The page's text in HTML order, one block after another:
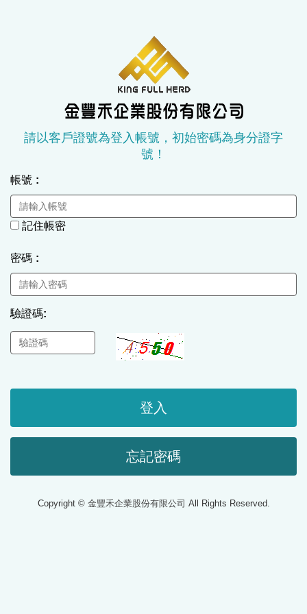
請以客戶證號為登入帳號，初始密碼為身分證字
號！
帳號 :
記住帳密
密碼 :
驗證碼:
登入
忘記密碼
Copyright © 金豐禾企業股份有限公司 All Rights Reserved.